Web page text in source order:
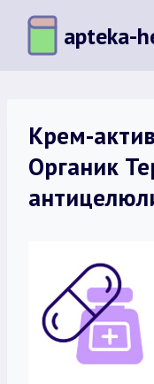
Перейти
содержимому
apteka-
Крем-
Органик